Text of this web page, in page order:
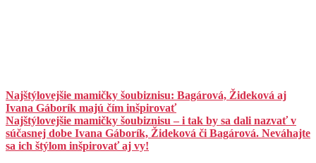
Najštýlovejšie mamičky šoubiznisu: Bagárová, Žideková aj
Ivana Gáborík majú čím inšpirovať
Najštýlovejšie mamičky šoubiznisu – i tak by sa dali nazvať v
súčasnej dobe Ivana Gáborík, Žideková či Bagárová. Neváhajte
sa ich štýlom inšpirovať aj vy!